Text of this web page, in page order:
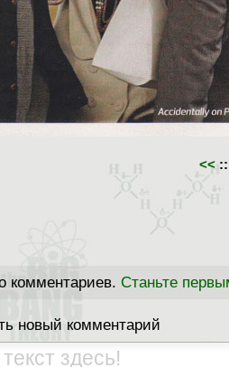
<< ::
комментариев. Станьте
новый комментарий